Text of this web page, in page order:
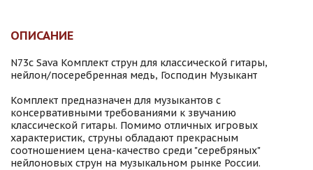
ОПИСАНИЕ
N73c Sava Комплект струн для классической гитары,
нейлон/посеребренная медь, Господин Музыкант
Комплект предназначен для музыкантов с
консервативными требованиями к звучанию
классической гитары. Помимо отличных игровых
характеристик, струны обладают прекрасным
соотношением цена-качество среди "серебряных"
нейлоновых струн на музыкальном рынке России.